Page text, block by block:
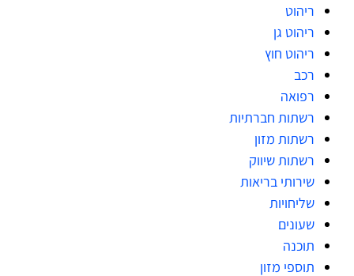
ריהוט
ריהוט גן
ריהוט חוץ
רכב
רפואה
רשתות חברתיות
רשתות מזון
רשתות שיווק
שירותי בריאות
שליחויות
שעונים
תוכנה
תוספי מזון